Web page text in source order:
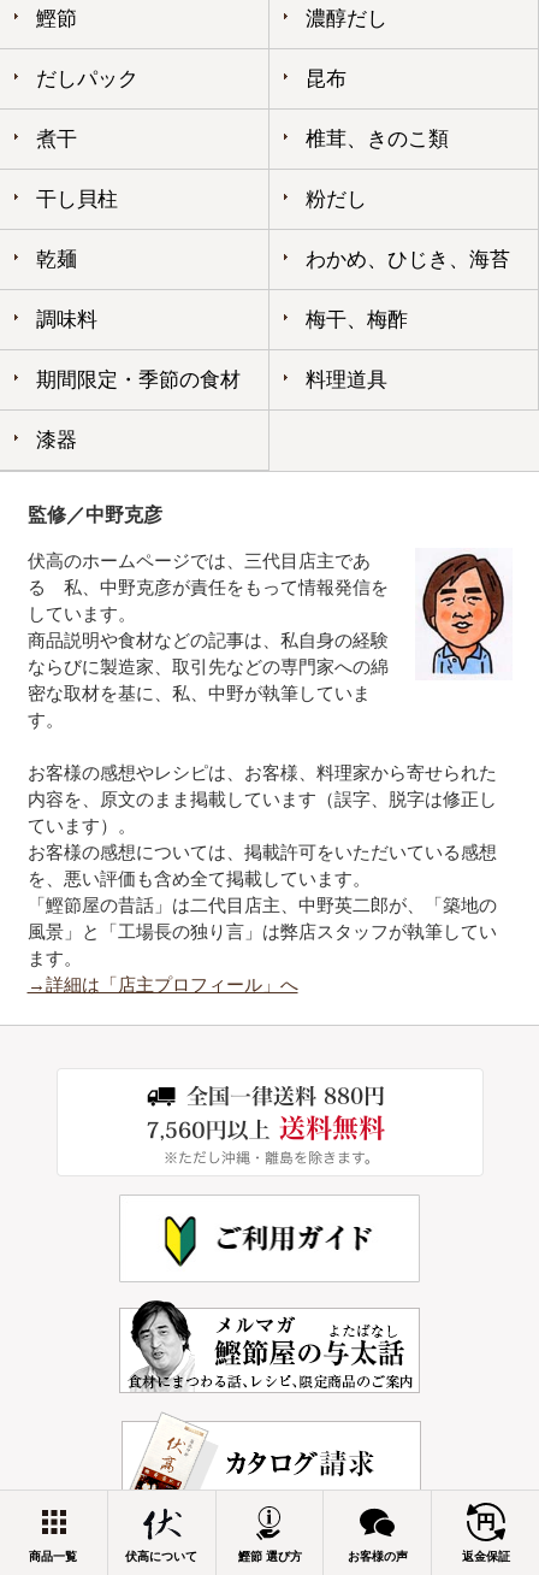
鰹節 濃醇だし
だしパック 昆布
煮干 椎茸、きのこ類
干し貝柱 粉だし
乾麺 わかめ、ひじき、海苔
調味料 梅干、梅酢
期間限定・季節の食材 料理道具
漆器
監修／中野克彦
伏高のホームページでは、三代目店主であ
る 私、中野克彦が責任をもって情報発信を
しています。
商品説明や食材などの記事は、私自身の経験
ならびに製造家、取引先などの専門家への綿
密な取材を基に、私、中野が執筆していま
す。
お客様の感想やレシピは、お客様、料理家から寄せられた
内容を、原文のまま掲載しています（誤字、脱字は修正し
ています）。
お客様の感想については、掲載許可をいただいている感想
を、悪い評価も含め全て掲載しています。
「鰹節屋の昔話」は二代目店主、中野英二郎が、「築地の
風景」と「工場長の独り言」は弊店スタッフが執筆してい
ます。
→詳細は「店主プロフィール」へ
商品一覧 伏高について 鰹節 選び方 お客様の声 返金保証